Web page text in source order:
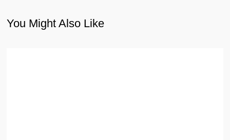
You Might Also Like